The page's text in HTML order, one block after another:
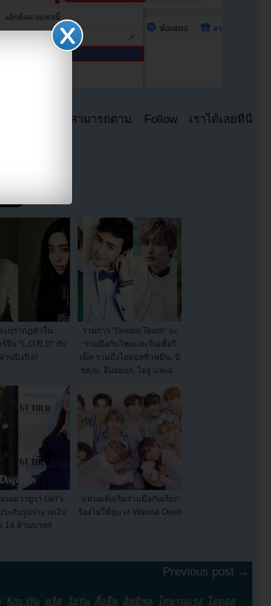
ได้อีกช่องทางสามารถตาม Follow เราได้เลยที่นี่
ะปรากฏตัวใน
จีน "L.O.R.D" กับ
านปิงปิง!!
รายการ "Dream Team" จะ
ร่วมมือกับไทยและจีนเพื่อรี
เม็ค รวมถึงไอดอลซิ่วหมิน, นิ
ชคุณ, อึนฮยอก, ไอยู และอ...
เผยว่ายูรา Girl’s
ระกันรูปร่างวงเงิน
14 ล้านบาท!!
แฟนคลับเริ่มร่วมมือกันเรียก
ร้องไม่ให้ยุบวง Wanna One!!
Previous post →
Kris Wu, คริส, วัยรุ่น, สื่อจีน, อิทธิพล, โทษรุนแรง, ไอดอล